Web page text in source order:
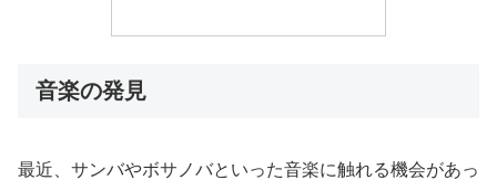
音楽の発見
最近、サンバやボサノバといった音楽に触れる機会があっ